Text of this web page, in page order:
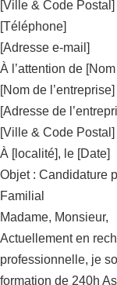
[Ville & Code Postal]
[Téléphone]
[Adresse e-mail]
À l’attention de
[Nom de l’entreprise]
[Adresse de
[Ville & Code Postal]
À [localité], le [Date]
Objet : Candidature
Familial
Madame, Monsieur,
Actuellement en
professionnelle, je
formation de 240h